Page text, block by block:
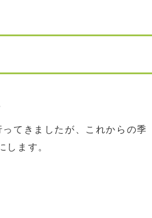
てきましたが、これからの季
します。